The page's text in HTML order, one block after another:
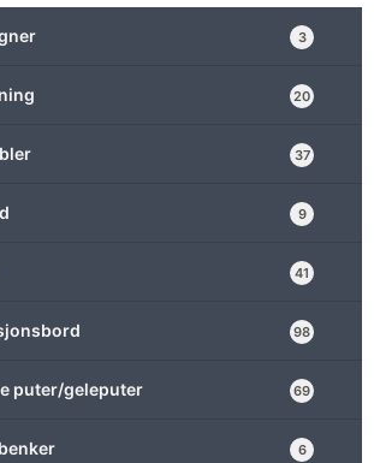
3
20
37
9
41
98
puter/geleputer 69
6